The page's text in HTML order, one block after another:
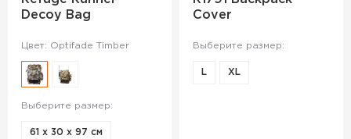
Decoy Bag
Цвет: Optifade Timber
Выберите размер:
61 х 30 х 97 см
Cover
Выберите размер:
L XL